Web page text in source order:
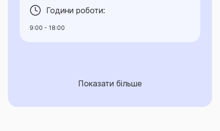
Години роботи:
9:00 - 18:00
Показати більше